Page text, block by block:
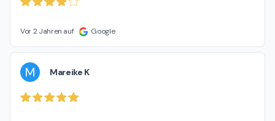
Vor 2 Jahren auf Google
M Mareike K